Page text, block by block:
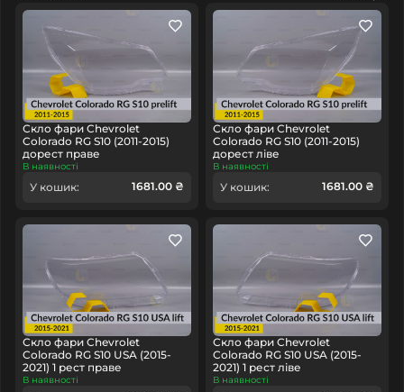
Скло фари Chevrolet
Colorado RG S10 (2011-2015)
дорест праве
В наявності
У кошик: 1681.00 ₴
Скло фари Chevrolet
Colorado RG S10 (2011-2015)
дорест ліве
В наявності
У кошик: 1681.00 ₴
Скло фари Chevrolet
Colorado RG S10 USA (2015-
2021) 1 рест праве
В наявності
Скло фари Chevrolet
Colorado RG S10 USA (2015-
2021) 1 рест ліве
В наявності